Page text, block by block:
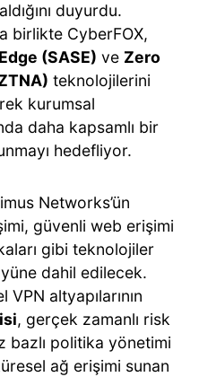
duyurdu.
birlikte CyberFOX,
(SASE) ve Zero
teknolojilerini
kurumsal
daha kapsamlı bir
hedefliyor.
Networks’ün
güvenli web erişimi
gibi teknolojiler
dahil edilecek.
altyapılarının
, gerçek zamanlı risk
bazlı politika yönetimi
ağ erişimi sunan